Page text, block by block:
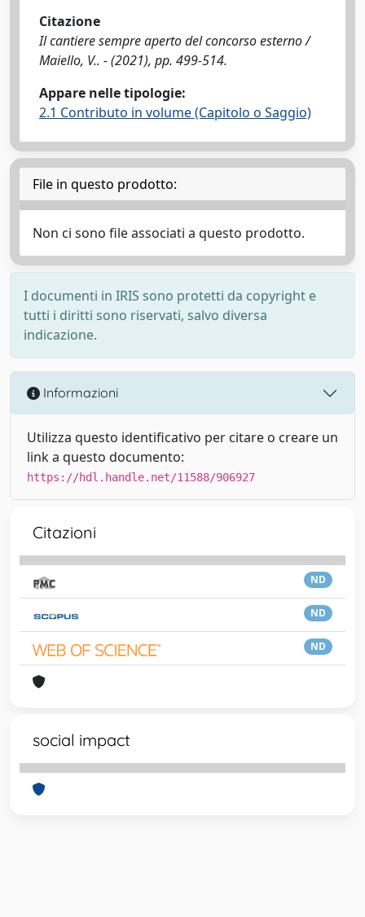
Citazione
Il cantiere sempre aperto del concorso esterno /
Maiello, V.. - (2021), pp. 499-514.
Appare nelle tipologie:
2.1 Contributo in volume (Capitolo o Saggio)
File in questo prodotto:
Non ci sono file associati a questo prodotto.
I documenti in IRIS sono protetti da copyright e
tutti i diritti sono riservati, salvo diversa
indicazione.
Informazioni
Utilizza questo identificativo per citare o creare un
link a questo documento:
https://hdl.handle.net/11588/906927
Citazioni
ND
ND
ND
social impact